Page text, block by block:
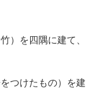
）を四隅に建て、
つけたもの）を建